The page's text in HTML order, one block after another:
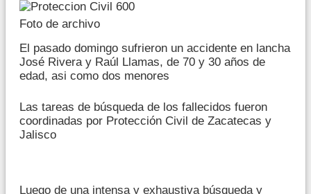
Foto de archivo
El pasado domingo sufrieron un accidente en lancha
José Rivera y Raúl Llamas, de 70 y 30 años de
edad, asi como dos menores
Las tareas de búsqueda de los fallecidos fueron
coordinadas por Protección Civil de Zacatecas y
Jalisco
Luego de una intensa y exhaustiva búsqueda y